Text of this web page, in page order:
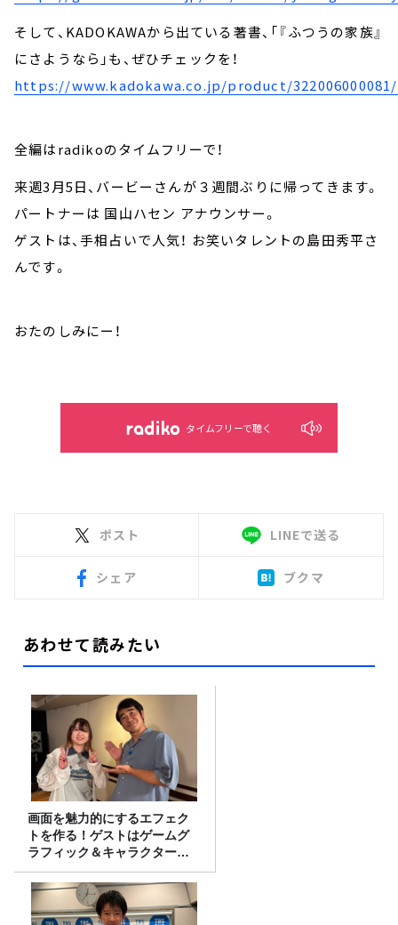
そして、KADOKAWAから出ている著書、「『ふつうの家族』
にさようなら」も、ぜひチェックを！
https://www.kadokawa.co.jp/product/322006000081/
全編はradikoのタイムフリーで！
来週3月5日、バービーさんが３週間ぶりに帰ってきます。
パートナーは 国山ハセン アナウンサー。
ゲストは、手相占いで人気！ お笑いタレントの島田秀平さ
んです。
おたのしみにー！
タイムフリーで聴く
ポスト LINEで送る
シェア ブクマ
あわせて読みたい
画面を魅力的にするエフェク
トを作る！ゲストはゲームグ
ラフィック＆キャラクター専
攻の遠藤里桜さん！